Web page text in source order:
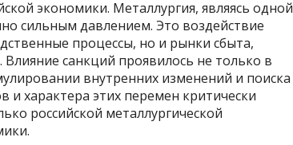
экономики. Металлургия, являясь одной
сильным давлением. Это воздействие
процессы, но и рынки сбыта,
Влияние санкций проявилось не только в
внутренних изменений и поиска
характера этих перемен критически
российской металлургической